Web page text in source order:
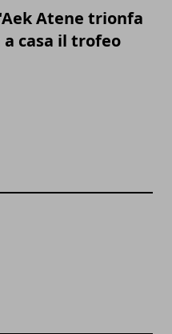
Atene trionfa
casa il trofeo